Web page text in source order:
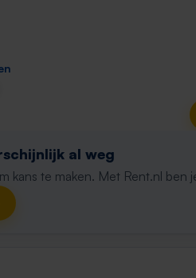
al weg
kans te maken. Met Rent.nl ben